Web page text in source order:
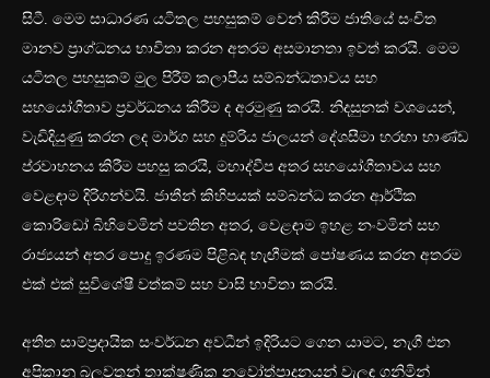
සිටී. මෙම සාධාරණ යටිතල පහසුකම් වෙන් කිරීම ජාතියේ සංචිත
මානව ප්‍රාග්ධනය භාවිතා කරන අතරම අසමානතා ඉවත් කරයි. මෙම
යටිතල පහසුකම් මුල පිරීම් කලාපීය සම්බන්ධතාවය සහ
සහයෝගීතාව ප්‍රවර්ධනය කිරීම ද අරමුණු කරයි. නිදසුනක් වශයෙන්,
වැඩිදියුණු කරන ලද මාර්ග සහ දුම්රිය ජාලයන් දේශසීමා හරහා භාණ්ඩ
ප්රවාහනය කිරීම පහසු කරයි, මහාද්වීප අතර සහයෝගීතාවය සහ
වෙළඳාම දිරිගන්වයි. ජාතීන් කිහිපයක් සම්බන්ධ කරන ආර්ථික
කොරිඩෝ බිහිවෙමින් පවතින අතර, වෙළඳාම ඉහළ නංවමින් සහ
රාජ්‍යයන් අතර පොදු ඉරණම පිළිබඳ හැඟීමක් පෝෂණය කරන අතරම
එක් එක් සුවිශේෂී වත්කම් සහ වාසි භාවිතා කරයි.
අතීත සාම්ප්‍රදායික සංවර්ධන අවධීන් ඉදිරියට ගෙන යාමට, නැගී එන
අප්‍රිකානු බලවතුන් තාක්ෂණික නවෝත්පාදනයන් වැලඳ ගනිමින්